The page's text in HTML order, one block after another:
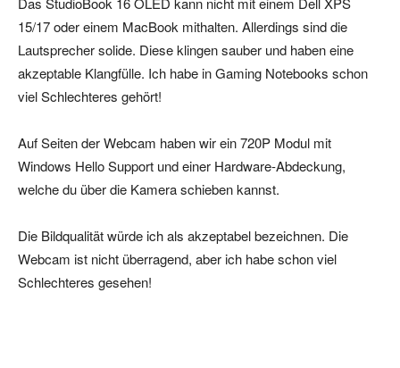
15/17 oder einem MacBook mithalten. Allerdings sind die
Lautsprecher solide. Diese klingen sauber und haben eine
akzeptable Klangfülle. Ich habe in Gaming Notebooks schon
viel Schlechteres gehört!
Auf Seiten der Webcam haben wir ein 720P Modul mit
Windows Hello Support und einer Hardware-Abdeckung,
welche du über die Kamera schieben kannst.
Die Bildqualität würde ich als akzeptabel bezeichnen. Die
Webcam ist nicht überragend, aber ich habe schon viel
Schlechteres gesehen!